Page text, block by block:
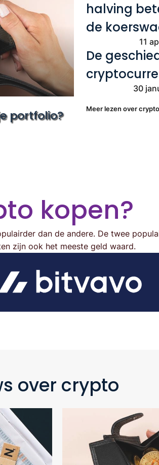
portfolio?
halving
de
11
De
30
Meer lezen over crypto
kopen?
dan de andere. De twee
zijn ook het meeste geld waard.
over crypto